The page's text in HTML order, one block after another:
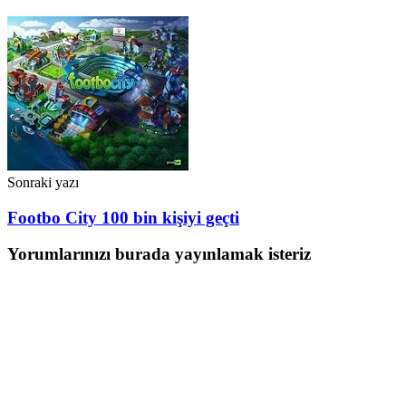
Sonraki yazı
Footbo City 100 bin kişiyi geçti
Yorumlarınızı burada yayınlamak isteriz